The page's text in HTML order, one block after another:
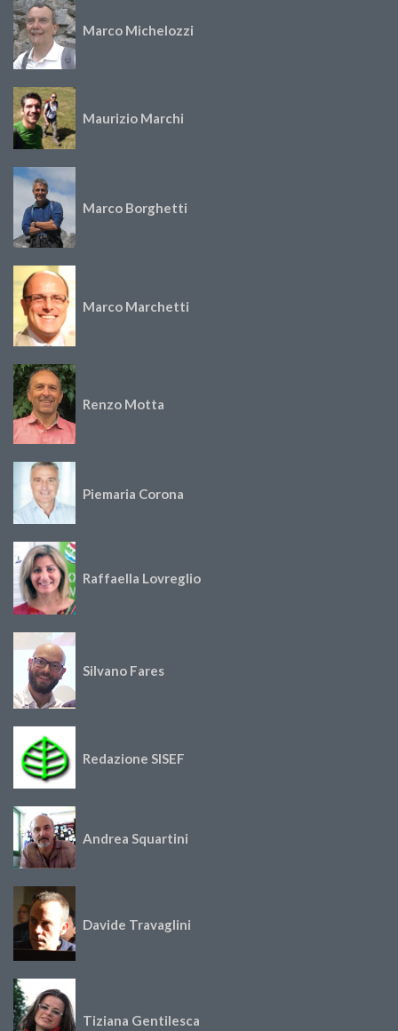
Marco Michelozzi
Maurizio Marchi
Marco Borghetti
Marco Marchetti
Renzo Motta
Piemaria Corona
Raffaella Lovreglio
Silvano Fares
Redazione SISEF
Andrea Squartini
Davide Travaglini
Tiziana Gentilesca